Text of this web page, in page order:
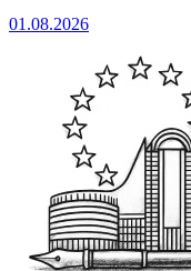
01.08.2026